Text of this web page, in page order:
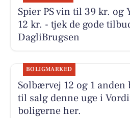
Spier PS vin til 39 kr. og
12 kr. - tjek de gode
DagliBrugsen
BOLIGMARKED
Solbærvej 12 og 1
til salg denne uge i
boligerne her.